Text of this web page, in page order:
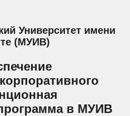
Университет имени
(МУИВ)
в МУИВ